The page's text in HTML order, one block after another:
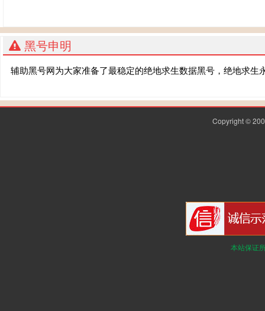
黑号申明
辅助黑号网为大家准备了最稳定的绝地求生数据黑号，绝地求
Copyright ©
本站保证